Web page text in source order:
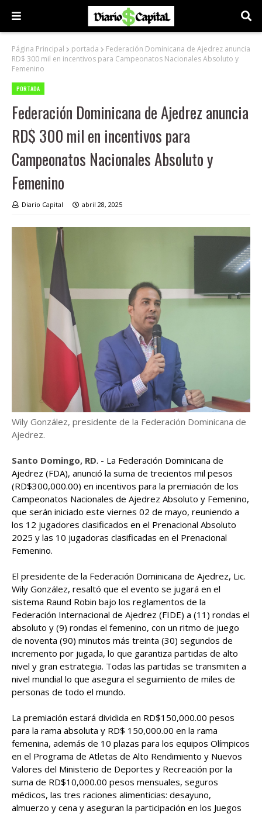
Página Principal portada
Federación Dominicana de Ajedrez anuncia
RD$ 300 mil en incentivos para Campeonatos Nacionales Absoluto y
Femenino
PORTADA
Federación Dominicana de Ajedrez anuncia
RD$ 300 mil en incentivos para
Campeonatos Nacionales Absoluto y
Femenino
Diario Capital abril 28, 2025
Wily González, presidente de la Federación Dominicana de
Ajedrez.
Santo Domingo, RD. - La Federación Dominicana de
Ajedrez (FDA), anunció la suma de trecientos mil pesos
(RD$300,000.00) en incentivos para la premiación de los
Campeonatos Nacionales de Ajedrez Absoluto y Femenino,
que serán iniciado este viernes 02 de mayo, reuniendo a
los 12 jugadores clasificados en el Prenacional Absoluto
2025 y las 10 jugadoras clasificadas en el Prenacional
Femenino.
El presidente de la Federación Dominicana de Ajedrez, Lic.
Wily González, resaltó que el evento se jugará en el
sistema Raund Robin bajo los reglamentos de la
Federación Internacional de Ajedrez (FIDE) a (11) rondas el
absoluto y (9) rondas el femenino, con un ritmo de juego
de noventa (90) minutos más treinta (30) segundos de
incremento por jugada, lo que garantiza partidas de alto
nivel y gran estrategia. Todas las partidas se transmiten a
nivel mundial lo que asegura el seguimiento de miles de
personas de todo el mundo.
La premiación estará dividida en RD$150,000.00 pesos
para la rama absoluta y RD$ 150,000.00 en la rama
femenina, además de 10 plazas para los equipos Olímpicos
en el Programa de Atletas de Alto Rendimiento y Nuevos
Valores del Ministerio de Deportes y Recreación por la
suma de RD$10,000.00 pesos mensuales, seguros
médicos, las tres raciones alimenticias: desayuno,
almuerzo y cena y aseguran la participación en los Juegos